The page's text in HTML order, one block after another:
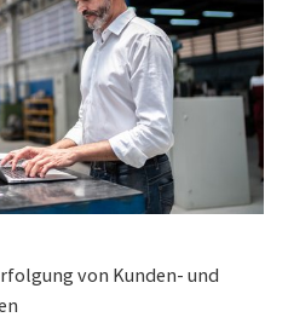
von Kunden- und